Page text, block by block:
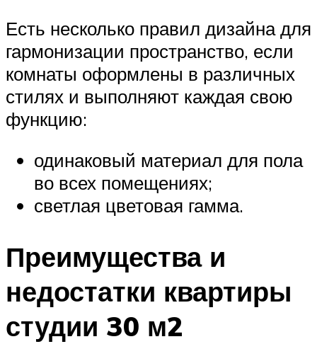
Есть несколько правил дизайна для
гармонизации пространство, если
комнаты оформлены в различных
стилях и выполняют каждая свою
функцию:
одинаковый материал для пола
во всех помещениях;
светлая цветовая гамма.
Преимущества и
недостатки квартиры
студии 30 м2